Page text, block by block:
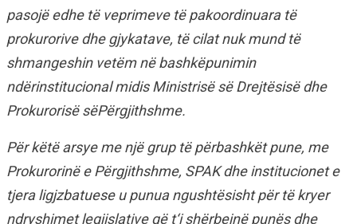
pasojë edhe të veprimeve të pakoordinuara të
prokurorive dhe gjykatave, të cilat nuk mund të
shmangeshin vetëm në bashkëpunimin
ndërinstitucional midis Ministrisë së Drejtësisë dhe
Prokurorisë sëPërgjithshme.
Për këtë arsye me një grup të përbashkët pune, me
Prokurorinë e Përgjithshme, SPAK dhe institucionet e
tjera ligjzbatuese u punua ngushtësisht për të kryer
ndryshimet legjislative që t‘i shërbejnë punës dhe